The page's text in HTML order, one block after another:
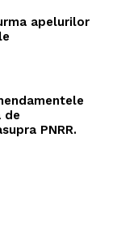
apelurilor
de
PNRR.